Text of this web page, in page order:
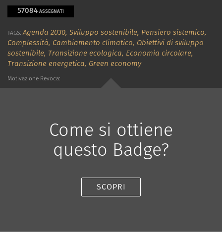
57084 ASSEGNATI
TAGS: Agenda 2030, Sviluppo sostenibile, Pensiero sistemico,
Complessità, Cambiamento climatico, Obiettivi di sviluppo
sostenibile, Transizione ecologica, Economia circolare,
Transizione energetica, Green economy
Motivazione Revoca:
Come si ottiene
questo Badge?
SCOPRI